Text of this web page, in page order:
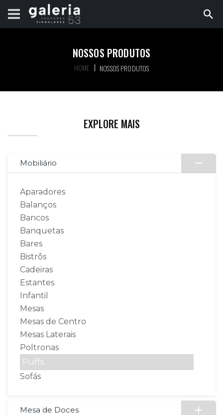
NOSSOS PRODUTOS
HOME NOSSOS PRODUTOS
EXPLORE MAIS
Mobiliário
Aparadores
Balanços
Bancos
Banquetas
Bares
Bistrôs
Cadeiras
Estantes
Infantil
Mesas
Mesas de Centro
Mesas Laterais
Poltronas
Puffs
Sofás
Mesa de Doces